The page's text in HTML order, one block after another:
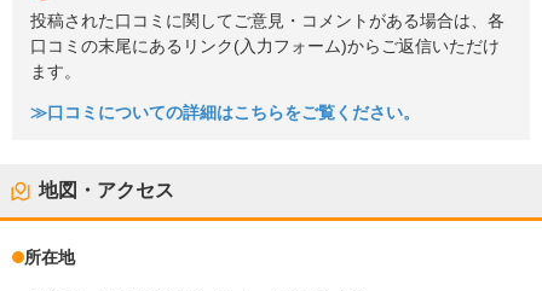
投稿された口コミに関してご意見・コメントがある場合は、各
口コミの末尾にあるリンク(入力フォーム)からご返信いただけ
ます。
≫口コミについての詳細はこちらをご覧ください。
地図・アクセス
所在地